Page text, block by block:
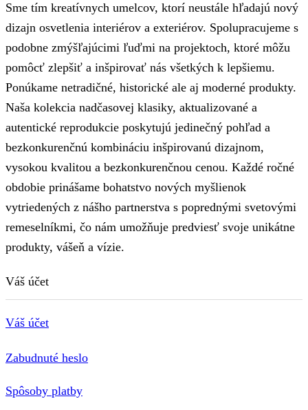
Sme tím kreatívnych umelcov, ktorí neustále hľadajú nový
dizajn osvetlenia interiérov a exteriérov. Spolupracujeme s
podobne zmýšľajúcimi ľuďmi na projektoch, ktoré môžu
pomôcť zlepšiť a inšpirovať nás všetkých k lepšiemu.
Ponúkame netradičné, historické ale aj moderné produkty.
Naša kolekcia nadčasovej klasiky, aktualizované a
autentické reprodukcie poskytujú jedinečný pohľad a
bezkonkurenčnú kombináciu inšpirovanú dizajnom,
vysokou kvalitou a bezkonkurenčnou cenou. Každé ročné
obdobie prinášame bohatstvo nových myšlienok
vytriedených z nášho partnerstva s poprednými svetovými
remeselníkmi, čo nám umožňuje predviesť svoje unikátne
produkty, vášeň a vízie.
Váš účet
Váš účet
Zabudnuté heslo
Spôsoby platby